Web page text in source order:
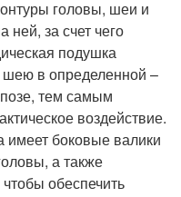
головы, шеи и
ней, за счет чего
подушка
шею в определенной –
тем самым
воздействие.
имеет боковые валики
а также
обеспечить